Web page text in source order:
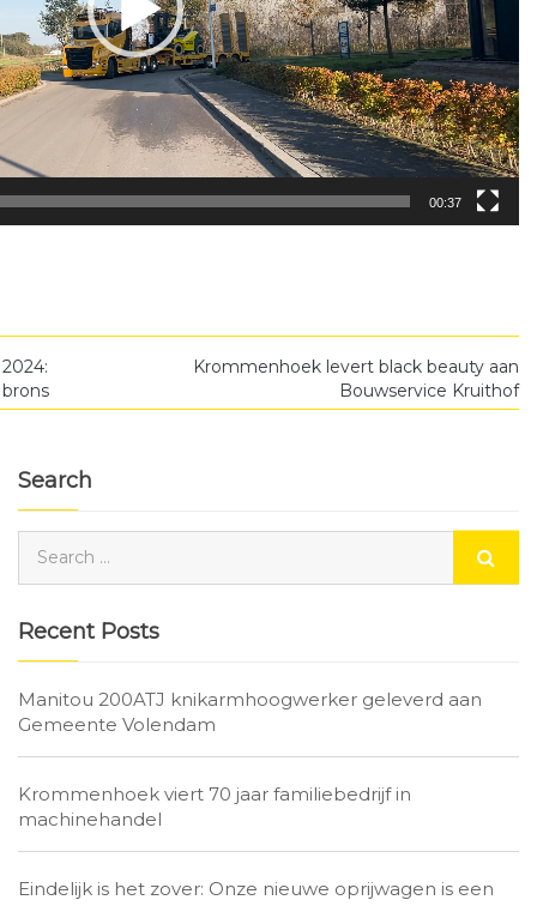
00:37
Krommenhoek levert black beauty aan
Bouwservice Kruithof
Search
Recent Posts
Manitou 200ATJ knikarmhoogwerker geleverd aan
Gemeente Volendam
Krommenhoek viert 70 jaar familiebedrijf in
machinehandel
Eindelijk is het zover: Onze nieuwe oprijwagen is een